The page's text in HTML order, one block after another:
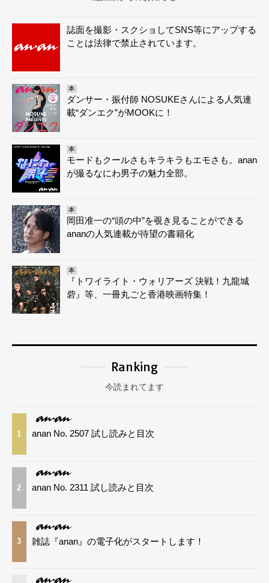
誌面を撮影・スクショしてSNS等にアップする
ことは法律で禁止されています。
本
ダンサー・振付師 NOSUKEさんによる人気連
載“ダンエク”がMOOKに！
本
モードもクールさもキラキラもエモさも。anan
が撮るなにわ男子の魅力全部。
本
岡田准一の“頭の中”を覗き見ることができる
ananの人気連載が待望の書籍化
本
『トワイライト・ウォリアーズ 決戦！九龍城
砦』等、一冊丸ごと香港映画特集！
Ranking
今読まれてます
1 anan No. 2507 試し読みと目次
2 anan No. 2311 試し読みと目次
3 雑誌『anan』の電子化がスタートします！